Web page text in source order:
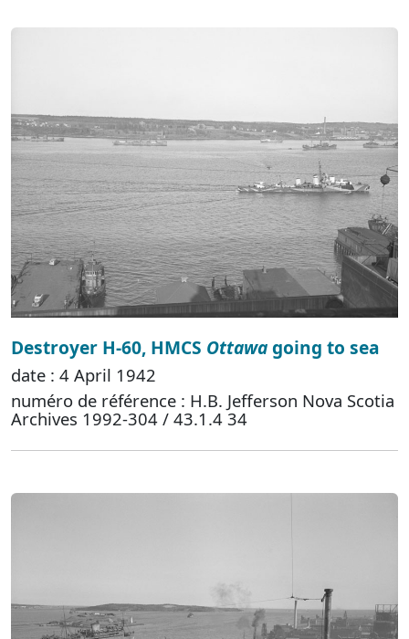
Destroyer H-60, HMCS Ottawagoing to sea
date : 4 April 1942
numéro de référence : H.B. Jefferson Nova Scotia
Archives 1992-304 / 43.1.4 34